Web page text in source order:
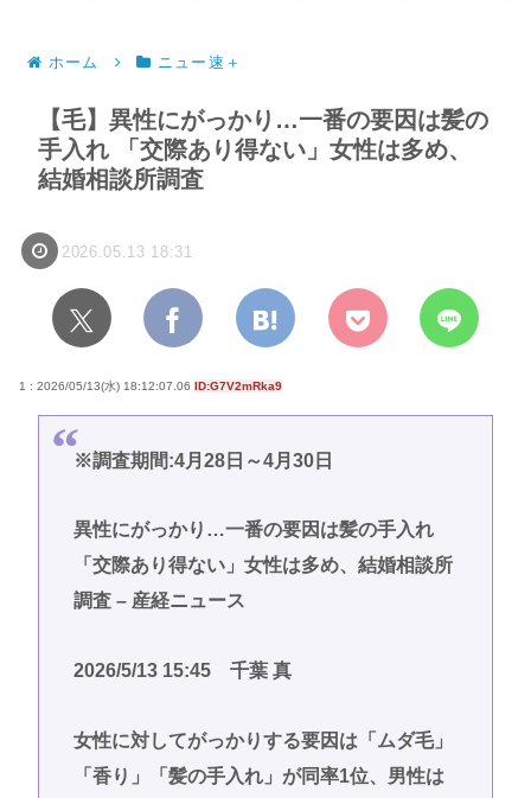
ホーム ニュー速＋
【毛】異性にがっかり…一番の要因は髪の
手入れ 「交際あり得ない」女性は多め、
結婚相談所調査
2026.05.13 18:31
1 : 2026/05/13(水) 18:12:07.06 ID:G7V2mRka9
※調査期間:4月28日～4月30日
異性にがっかり…一番の要因は髪の手入れ
「交際あり得ない」女性は多め、結婚相談所
調査 – 産経ニュース
2026/5/13 15:45 千葉 真
女性に対してがっかりする要因は「ムダ毛」
「香り」「髪の手入れ」が同率1位、男性は